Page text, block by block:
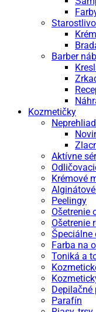
Barber
Kozmetičky
Aktívne
Krémové
Peelingy
Ošetrenie
Ošetrenie
Špeciálne
Farba na
Toniká a
Depilačné
Parafín